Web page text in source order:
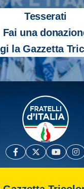
Tesserati
Fai una
la Gazzetta